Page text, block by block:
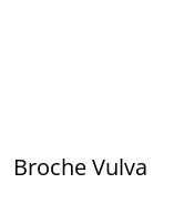
Broche Vulva